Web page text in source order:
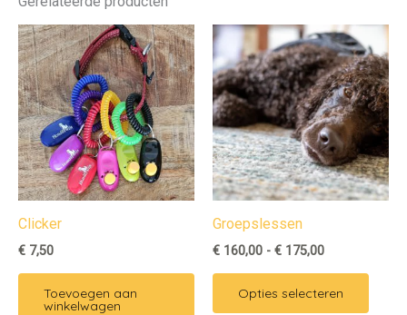
Clicker
€ 7,50
Toevoegen aan
winkelwagen
Groepslessen
€ 160,00 - € 175,00
Prijsklasse:
€ 160,00
tot
€ 175,00
Opties selecteren
Dit
heeft
Deze
optie
op